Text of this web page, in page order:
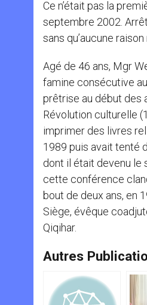
Ce n’était pas la
septembre 2002.
sans qu’aucune
Agé de 46 ans, Mgr
famine consécutive
prêtrise au début des
Révolution culturelle
imprimer des livres
1989 puis avait tenté
dont il était devenu le
cette conférence
bout de deux ans, en
Siège, évêque
Qiqihar.
Autres